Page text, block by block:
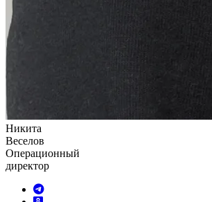
Никита
Веселов
Операционный
директор